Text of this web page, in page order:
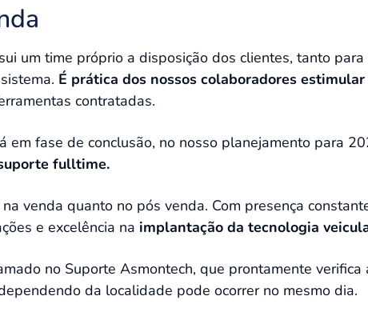
um time próprio a disposição dos clientes, tanto
É prática dos nossos colaboradores
contratadas.
fase de conclusão, no nosso planejamento para
fulltime.
venda quanto no pós venda. Com presença
e excelência na implantação da tecnologia
no Suporte Asmontech, que prontamente verifica
da localidade pode ocorrer no mesmo dia.